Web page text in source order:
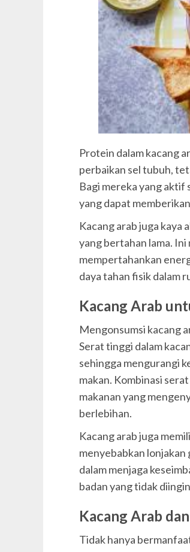
Protein dalam kacang
perbaikan sel tubuh,
Bagi mereka yang aktif
yang dapat
Kacang arab juga kaya
yang bertahan lama.
mempertahankan
daya tahan fisik dalam
Kacang Arab
Mengonsumsi kacang
Serat tinggi dalam
sehingga mengurangi
makan. Kombinasi
makanan yang
berlebihan.
Kacang arab juga
menyebabkan
dalam menjaga
badan yang tidak
Kacang Arab
Tidak hanya